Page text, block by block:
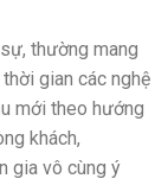
thường mang
gian các nghệ
mới theo hướng
khách,
gia vô cùng ý